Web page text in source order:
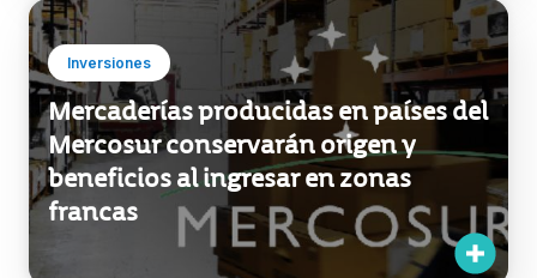
Mercaderías producidas en países del
Mercosur conservarán origen y
beneficios al ingresar en zonas
francas